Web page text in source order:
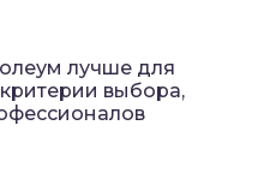
лучше для
выбора,